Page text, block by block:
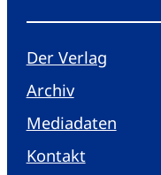
Der Verlag
Archiv
Mediadaten
Kontakt